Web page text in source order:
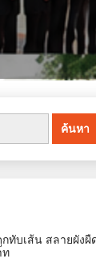
ทับเส้น สลายผังผื
ท